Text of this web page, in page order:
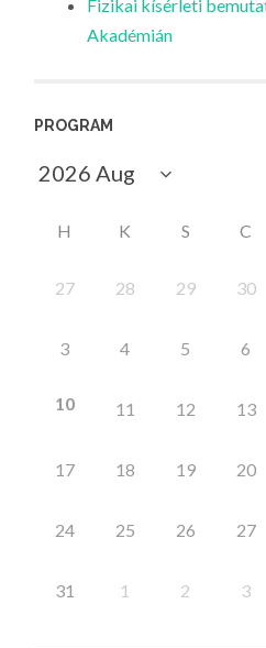
Fizikai kísérleti
Akadémián
PROGRAM
H K S C
27 28 29 30
3 4 5 6
10 11 12 13
17 18 19 20
24 25 26 27
31 1 2 3